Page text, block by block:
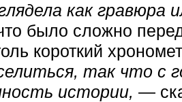
как гравюра
было сложно
короткий
так что с
истории, —